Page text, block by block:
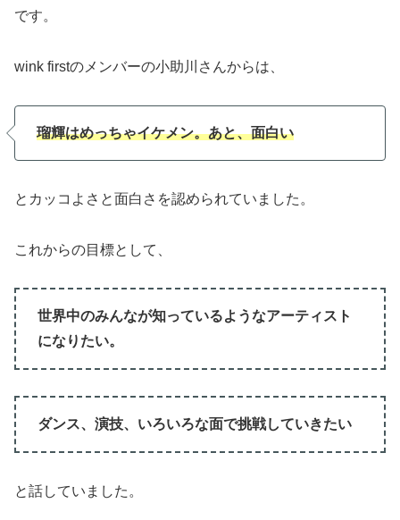
です。
wink firstのメンバーの小助川さんからは、
瑠輝はめっちゃイケメン。あと、面白い
とカッコよさと面白さを認められていました。
これからの目標として、
世界中のみんなが知っているようなアーティスト
になりたい。
ダンス、演技、いろいろな面で挑戦していきたい
と話していました。